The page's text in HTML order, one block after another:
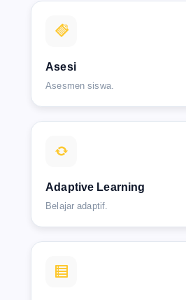
Asesi
Asesmen siswa.
Adaptive Learning
Belajar adaptif.